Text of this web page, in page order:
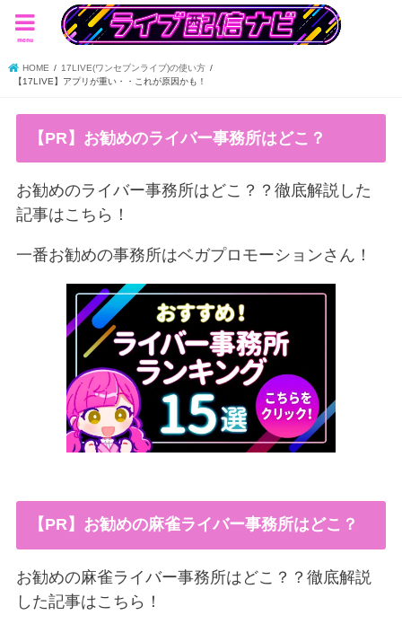
menu
HOME
17LIVE(ワンセブンライブ)の使い方
【17LIVE】アプリが重い・・これが原因かも！
【PR】お勧めのライバー事務所はどこ？
お勧めのライバー事務所はどこ？？徹底解説した
記事はこちら！
一番お勧めの事務所はベガプロモーションさん！
【PR】お勧めの麻雀ライバー事務所はどこ？
お勧めの麻雀ライバー事務所はどこ？？徹底解説
した記事はこちら！